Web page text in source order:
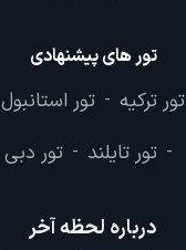
تور های پیشنهادی
تور ترکیه - تور استانبول
- تور تایلند - تور دبی
درباره لحظه آخر